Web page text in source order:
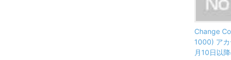
Change
1000) ア
月10日以